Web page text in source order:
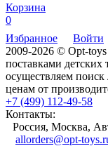
Корзина
0
Избранное
Войти
2009-2026 © Opt-
поставками
осуществляем
ценам от
+7 (499) 112-49-58
Контакты:
Россия, Москва,
allorders@opt-